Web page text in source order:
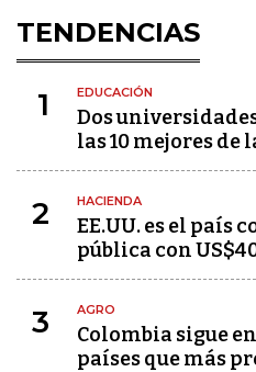
TENDENCIAS
1 EDUCACIÓN
Dos
las 10 mejores de
2 HACIENDA
EE.UU. es el país
pública con
3 AGRO
Colombia sigue
países que más